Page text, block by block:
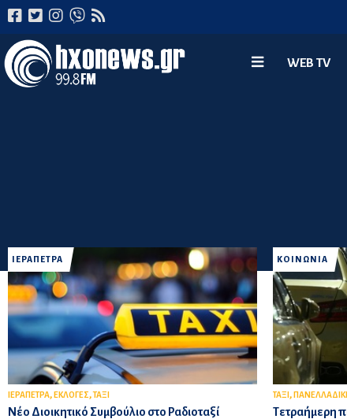
WEB TV
ΙΕΡΑΠΕΤΡΑ
ΙΕΡΑΠΕΤΡΑ, ΕΚΛΟΓΕΣ,ΤΑΞΙ
Νέο Διοικητικό Συμβούλιο στο Ραδιοταξί
ΚΟΙΝΩΝΙΑ
ΤΑΞΙ ,
Τετραήμερη